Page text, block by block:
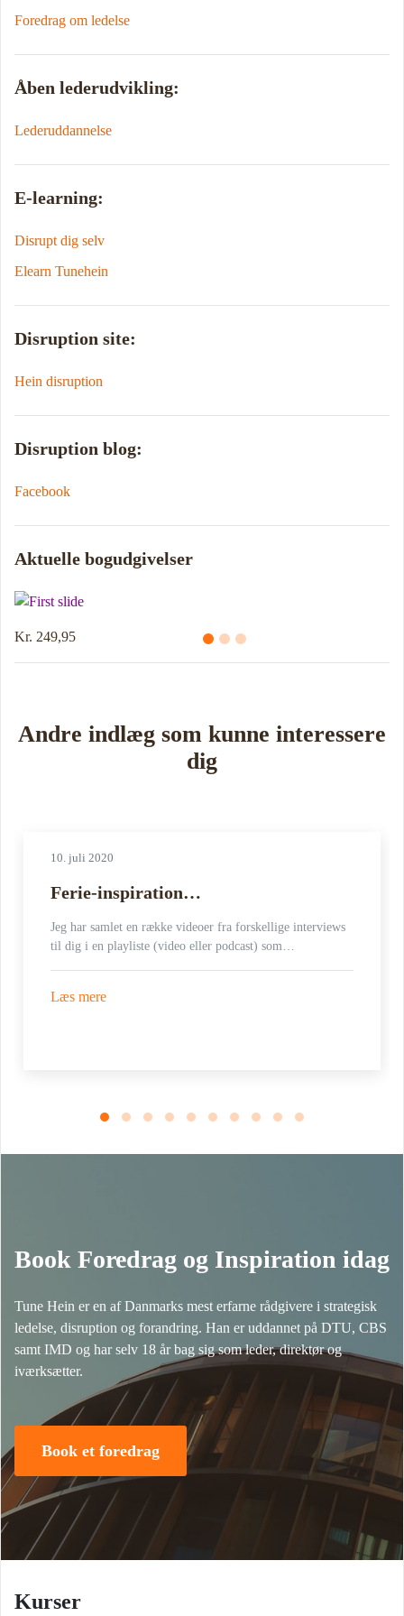
Foredrag om ledelse
Åben lederudvikling:
Lederuddannelse
E-learning:
Disrupt dig selv
Elearn Tunehein
Disruption site:
Hein disruption
Disruption blog:
Facebook
Aktuelle bogudgivelser
Kr. 249,95
Andre indlæg som kunne interessere
dig
10. juli 2020
Ferie-inspiration…
Jeg har samlet en række videoer fra forskellige interviews
til dig i en playliste (video eller podcast) som…
Læs mere
Book Foredrag og Inspiration idag
Tune Hein er en af Danmarks mest erfarne rådgivere i strategisk
ledelse, disruption og forandring. Han er uddannet på DTU, CBS
samt IMD og har selv 18 år bag sig som leder, direktør og
iværksætter.
Book et foredrag
Kurser